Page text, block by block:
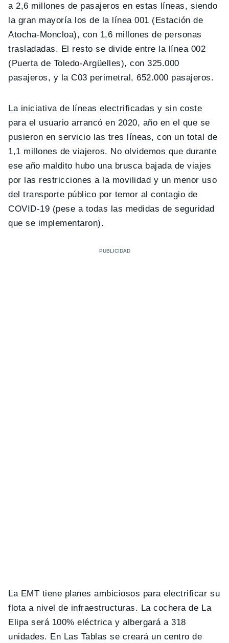
a 2,6 millones de pasajeros en estas líneas, siendo
la gran mayoría los de la línea 001 (Estación de
Atocha-Moncloa), con 1,6 millones de personas
trasladadas. El resto se divide entre la línea 002
(Puerta de Toledo-Argüelles), con 325.000
pasajeros, y la C03 perimetral, 652.000 pasajeros.
La iniciativa de líneas electrificadas y sin coste
para el usuario arrancó en 2020, año en el que se
pusieron en servicio las tres líneas, con un total de
1,1 millones de viajeros. No olvidemos que durante
ese año maldito hubo una brusca bajada de viajes
por las restricciones a la movilidad y un menor uso
del transporte público por temor al contagio de
COVID-19 (pese a todas las medidas de seguridad
que se implementaron).
La EMT tiene planes ambiciosos para electrificar su
flota a nivel de infraestructuras. La cochera de La
Elipa será 100% eléctrica y albergará a 318
unidades. En Las Tablas se creará un centro de